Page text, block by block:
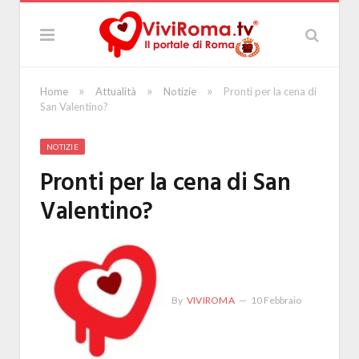
Home » Attualità » Notizie »
Pronti per la cena di
San Valentino?
NOTIZIE
Pronti per la cena di San
Valentino?
By VIVIROMA 10 Febbraio